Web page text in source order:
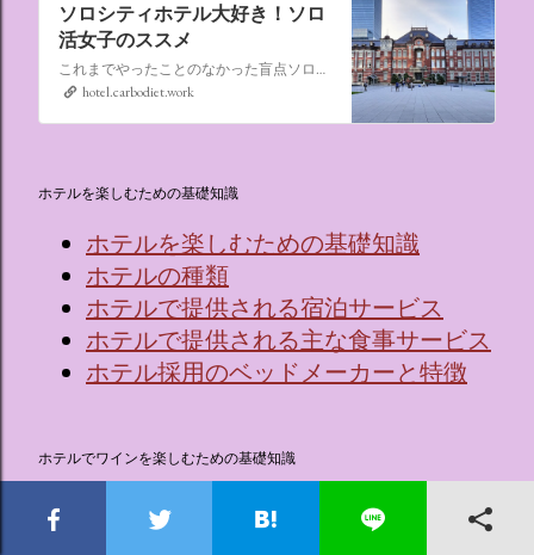
ソロシティホテル大好き！ソロ
活女子のススメ
これまでやったことのなかった盲点ソロ活、“なんでもない日にシティホテルに泊まる”。ソロ活女子のススメ,ソロシティホテル
hotel.carbodiet.work
ホテルを楽しむための基礎知識
ホテルを楽しむための基礎知識
ホテルの種類
ホテルで提供される宿泊サービス
ホテルで提供される主な食事サービス
ホテル採用のベッドメーカーと特徴
ホテルでワインを楽しむための基礎知識
🍷ワインってなに？
ワインを覚える効果的な5つのステッ